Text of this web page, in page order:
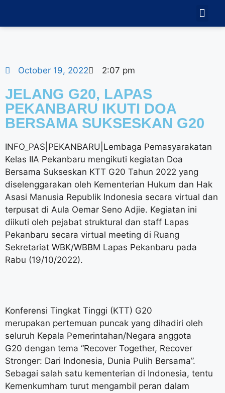
October 19, 2022 2:07 pm
JELANG G20, LAPAS
PEKANBARU IKUTI DOA
BERSAMA SUKSESKAN G20
INFO_PAS|PEKANBARU|Lembaga Pemasyarakatan
Kelas IIA Pekanbaru mengikuti kegiatan Doa
Bersama Sukseskan KTT G20 Tahun 2022 yang
diselenggarakan oleh Kementerian Hukum dan Hak
Asasi Manusia Republik Indonesia secara virtual dan
terpusat di Aula Oemar Seno Adjie. Kegiatan ini
diikuti oleh pejabat struktural dan staff Lapas
Pekanbaru secara virtual meeting di Ruang
Sekretariat WBK/WBBM Lapas Pekanbaru pada
Rabu (19/10/2022).
Konferensi Tingkat Tinggi (KTT) G20
merupakan pertemuan puncak yang dihadiri oleh
seluruh Kepala Pemerintahan/Negara anggota
G20 dengan tema “Recover Together, Recover
Stronger: Dari Indonesia, Dunia Pulih Bersama”.
Sebagai salah satu kementerian di Indonesia, tentu
Kemenkumham turut mengambil peran dalam